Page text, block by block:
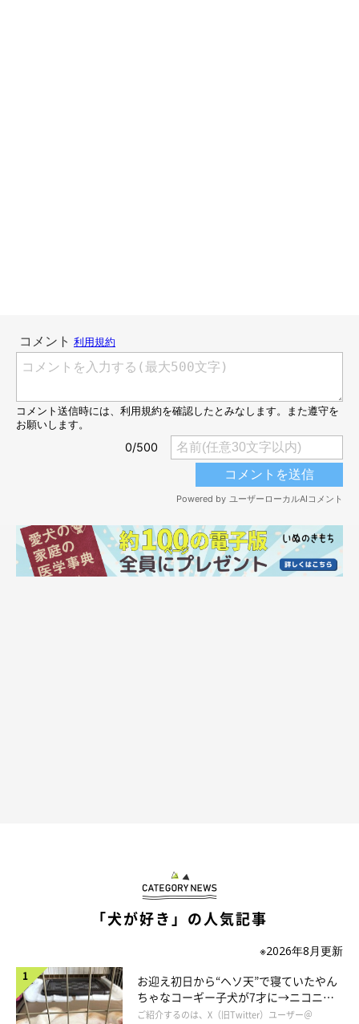
「犬が好き」の人気記事
※2026年8月更新
お迎え初日から“ヘソ天”で寝ていたやん
ちゃなコーギー子犬が7才に→ニコニ
コ“コーギースマイル”が魅力のコに成
ご紹介するのは、X（旧Twitter）ユーザー＠